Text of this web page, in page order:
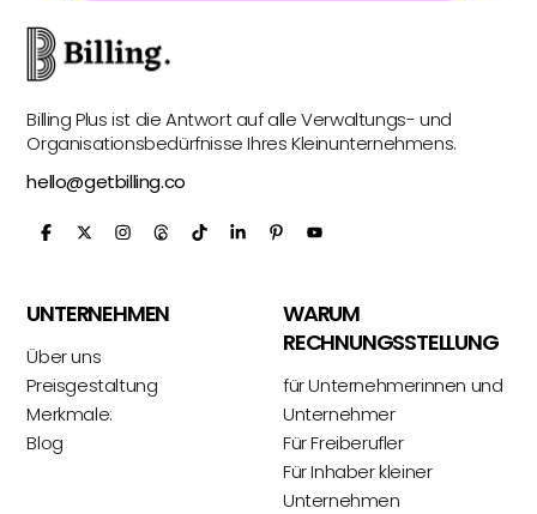
Billing Plus ist die Antwort auf alle Verwaltungs- und
Organisationsbedürfnisse Ihres Kleinunternehmens.
hello@getbilling.co
UNTERNEHMEN
Über uns
Preisgestaltung
Merkmale:
Blog
WARUM
RECHNUNGSSTELLUNG
für Unternehmerinnen und
Unternehmer
Für Freiberufler
Für Inhaber kleiner
Unternehmen